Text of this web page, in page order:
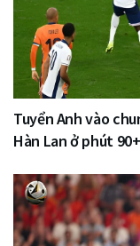
Tuyển Anh vào
Hàn Lan ở phút